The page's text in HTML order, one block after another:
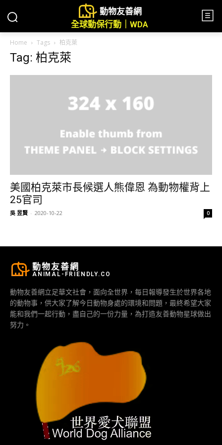
動物友善網
全球動保行動｜WDA
Home Tags 柏克萊
Tag: 柏克萊
美國柏克萊市長候選人熊偉恩 為動物權背上
25官司
吳 昱賢 - 2020-10-22 0
動物友善網
ANIMAL-FRIENDLY.CO
動物友善網立足華文社會，面向全世界，每日報導發生於世界各地
的動物事，供大家了解今日動物身處的環境和問題，最終希望大家
能和我們一起行動，盡自己的一份力量，為打造友善動物星球做出
努力。